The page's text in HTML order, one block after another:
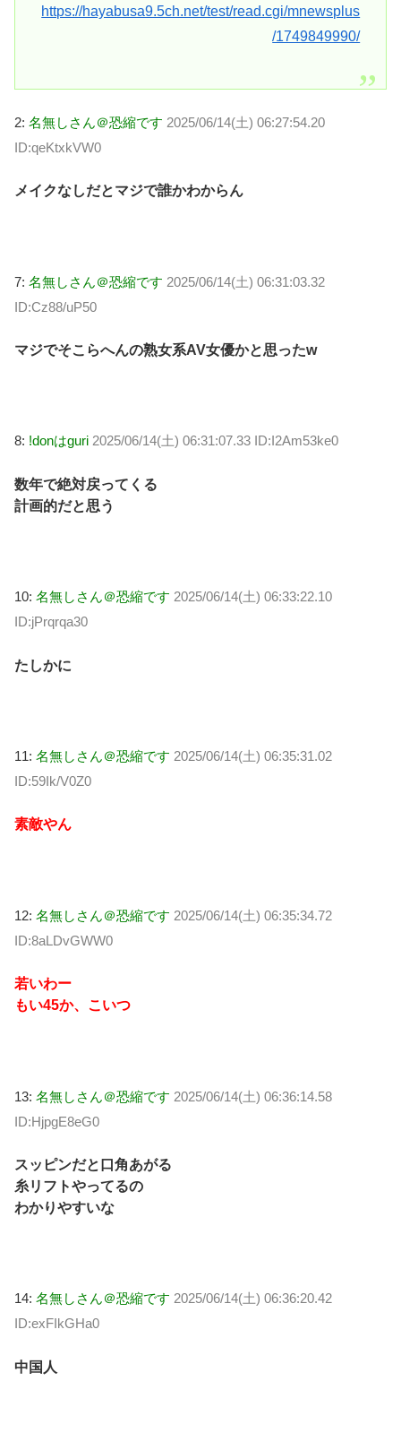
https://hayabusa9.5ch.net/test/read.cgi/mnewsplus
/1749849990/
2: 名無しさん＠恐縮です 2025/06/14(土) 06:27:54.20
ID:qeKtxkVW0
メイクなしだとマジで誰かわからん
7: 名無しさん＠恐縮です 2025/06/14(土) 06:31:03.32
ID:Cz88/uP50
マジでそこらへんの熟女系AV女優かと思ったw
8: !donはguri 2025/06/14(土) 06:31:07.33 ID:I2Am53ke0
数年で絶対戻ってくる
計画的だと思う
10: 名無しさん＠恐縮です 2025/06/14(土) 06:33:22.10
ID:jPrqrqa30
たしかに
11: 名無しさん＠恐縮です 2025/06/14(土) 06:35:31.02
ID:59Ik/V0Z0
素敵やん
12: 名無しさん＠恐縮です 2025/06/14(土) 06:35:34.72
ID:8aLDvGWW0
若いわー
もい45か、こいつ
13: 名無しさん＠恐縮です 2025/06/14(土) 06:36:14.58
ID:HjpgE8eG0
スッピンだと口角あがる
糸リフトやってるの
わかりやすいな
14: 名無しさん＠恐縮です 2025/06/14(土) 06:36:20.42
ID:exFIkGHa0
中国人